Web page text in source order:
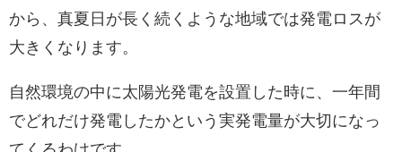
から、真夏日が長く続くような地域では発電ロスが
大きくなります。
自然環境の中に太陽光発電を設置した時に、一年間
でどれだけ発電したかという実発電量が大切になっ